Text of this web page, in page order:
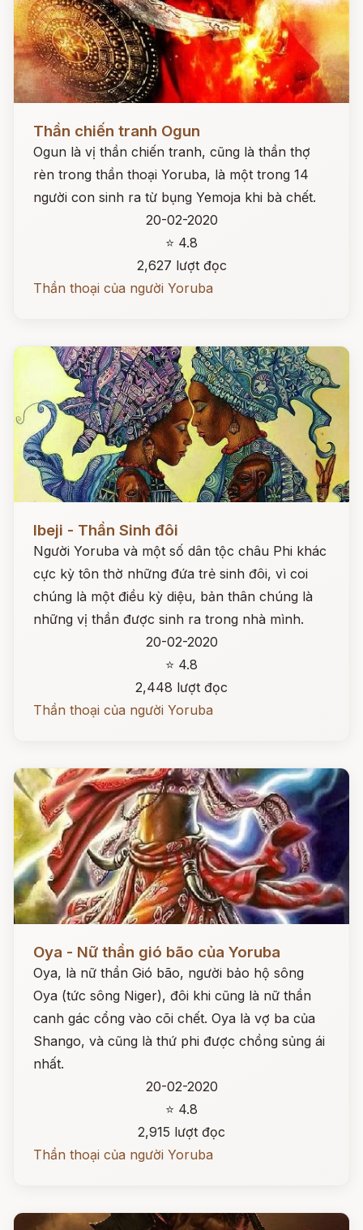
Đọc ngay
Thần chiến tranh Ogun
Ogun là vị thần chiến tranh, cũng là thần thợ
rèn trong thần thoại Yoruba, là một trong 14
người con sinh ra từ bụng Yemoja khi bà chết.
20-02-2020
⭐ 4.8
2,627 lượt đọc
Thần thoại của người Yoruba
Ibeji - Thần Sinh đôi
Người Yoruba và một số dân tộc châu Phi khác
cực kỳ tôn thờ những đứa trẻ sinh đôi, vì coi
chúng là một điều kỳ diệu, bản thân chúng là
những vị thần được sinh ra trong nhà mình.
20-02-2020
⭐ 4.8
2,448 lượt đọc
Thần thoại của người Yoruba
Oya - Nữ thần gió bão của Yoruba
Oya, là nữ thần Gió bão, người bảo hộ sông
Oya (tức sông Niger), đôi khi cũng là nữ thần
canh gác cổng vào cõi chết. Oya là vợ ba của
Shango, và cũng là thứ phi được chồng sủng ái
nhất.
20-02-2020
⭐ 4.8
2,915 lượt đọc
Thần thoại của người Yoruba